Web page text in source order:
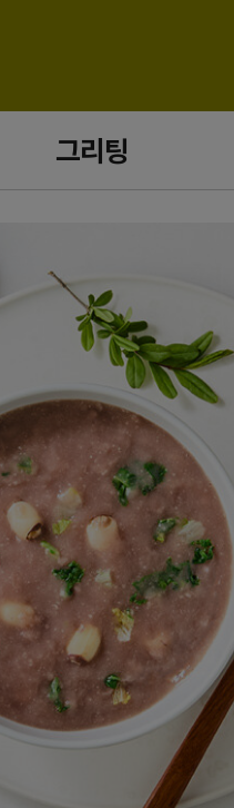
그리팅